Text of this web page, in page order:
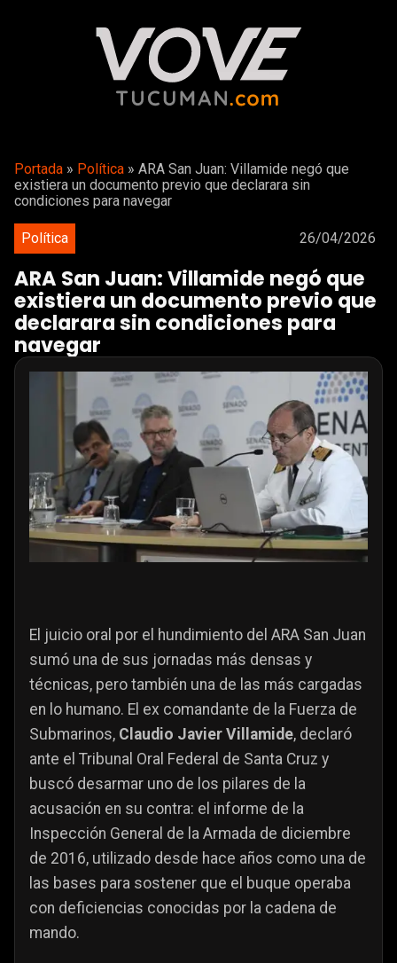
Portada » Política » ARA San Juan: Villamide negó que
existiera un documento previo que declarara sin
condiciones para navegar
Política 26/04/2026
ARA San Juan: Villamide negó que
existiera un documento previo que
declarara sin condiciones para
navegar
El juicio oral por el hundimiento del ARA San Juan
sumó una de sus jornadas más densas y
técnicas, pero también una de las más cargadas
en lo humano. El ex comandante de la Fuerza de
Submarinos, Claudio Javier Villamide, declaró
ante el Tribunal Oral Federal de Santa Cruz y
buscó desarmar uno de los pilares de la
acusación en su contra: el informe de la
Inspección General de la Armada de diciembre
de 2016, utilizado desde hace años como una de
las bases para sostener que el buque operaba
con deficiencias conocidas por la cadena de
mando.